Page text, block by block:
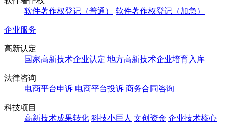
软件著作权登记（普通）
软件著作权登记（加急）
企业服务
高新认定
国家高新技术企业认定 地方高新技术企业培育入库
法律咨询
电商平台申诉 电商平台投诉 商务合同咨询
科技项目
高新技术成果转化 科技小巨人 文创资金 企业技术核心